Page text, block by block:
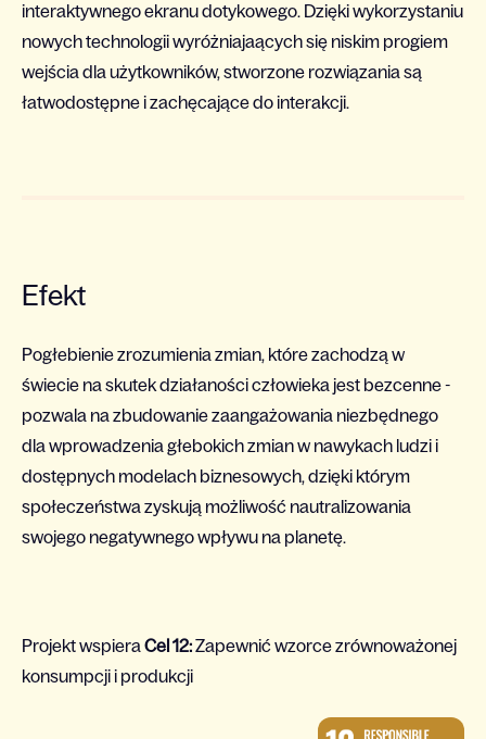
interaktywnego ekranu dotykowego. Dzięki wykorzystaniu
nowych technologii wyróżniajaących się niskim progiem
wejścia dla użytkowników, stworzone rozwiązania są
łatwodostępne i zachęcające do interakcji.
Efekt
Pogłebienie zrozumienia zmian, które zachodzą w
świecie na skutek działaności człowieka jest bezcenne -
pozwala na zbudowanie zaangażowania niezbędnego
dla wprowadzenia głebokich zmian w nawykach ludzi i
dostępnych modelach biznesowych, dzięki którym
społeczeństwa zyskują możliwość nautralizowania
swojego negatywnego wpływu na planetę.
Projekt wspiera Cel 12:Zapewnić wzorce zrównoważonej
konsumpcji i produkcji